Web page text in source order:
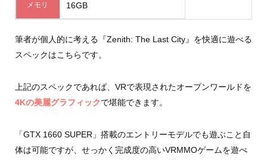
メモリ 16GB
筆者が個人的に考える『Zenith: The Last City』を快適に遊べる
スペックはこちらです。
上記のスペックであれば、VRで表現されたオープンワールドを
4Kの美麗グラフィックで堪能できます。
「GTX 1660 SUPER」搭載のエントリーモデルでも遊ぶこと自
体は可能ですが、せっかく完成度の高いVRMMOゲームを遊べ